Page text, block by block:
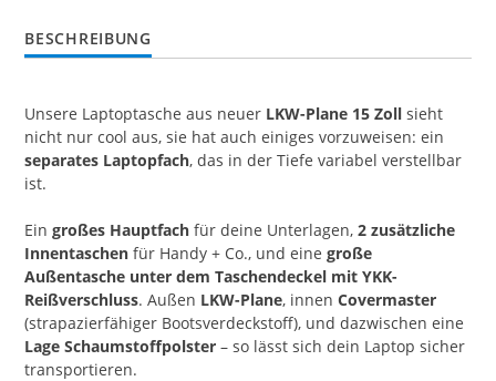
BESCHREIBUNG
Unsere Laptoptasche aus neuer LKW-Plane 15 Zoll sieht
nicht nur cool aus, sie hat auch einiges vorzuweisen: ein
separates Laptopfach, das in der Tiefe variabel verstellbar
ist.
Eingroßes Hauptfach für deine Unterlagen,2 zusätzliche
Innentaschen für Handy + Co., und einegroße
Außentasche unter dem Taschendeckel mit YKK-
Reißverschluss. Außen LKW-Plane, innenCovermaster
(strapazierfähiger Bootsverdeckstoff), und dazwischen eine
Lage Schaumstoffpolster – so lässt sich dein Laptop sicher
transportieren.